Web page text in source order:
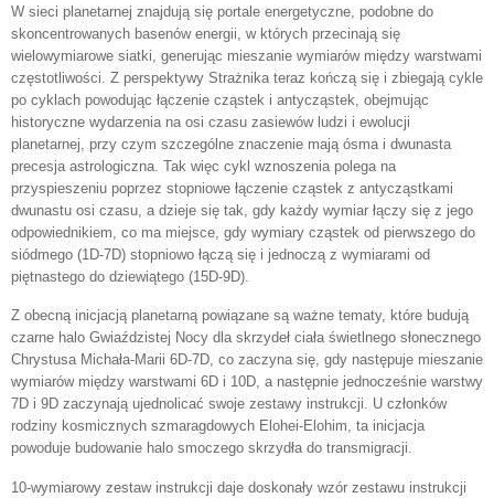
W sieci planetarnej znajdują się portale energetyczne, podobne do
skoncentrowanych basenów energii, w których przecinają się
wielowymiarowe siatki, generując mieszanie wymiarów między warstwami
częstotliwości. Z perspektywy Strażnika teraz kończą się i zbiegają cykle
po cyklach powodując łączenie cząstek i antycząstek, obejmując
historyczne wydarzenia na osi czasu zasiewów ludzi i ewolucji
planetarnej, przy czym szczególne znaczenie mają ósma i dwunasta
precesja astrologiczna. Tak więc cykl wznoszenia polega na
przyspieszeniu poprzez stopniowe łączenie cząstek z antycząstkami
dwunastu osi czasu, a dzieje się tak, gdy każdy wymiar łączy się z jego
odpowiednikiem, co ma miejsce, gdy wymiary cząstek od pierwszego do
siódmego (1D-7D) stopniowo łączą się i jednoczą z wymiarami od
piętnastego do dziewiątego (15D-9D).
Z obecną inicjacją planetarną powiązane są ważne tematy, które budują
czarne halo Gwiaździstej Nocy dla skrzydeł ciała świetlnego słonecznego
Chrystusa Michała-Marii 6D-7D, co zaczyna się, gdy następuje mieszanie
wymiarów między warstwami 6D i 10D, a następnie jednocześnie warstwy
7D i 9D zaczynają ujednolicać swoje zestawy instrukcji. U członków
rodziny kosmicznych szmaragdowych Elohei-Elohim, ta inicjacja
powoduje budowanie halo smoczego skrzydła do transmigracji.
10-wymiarowy zestaw instrukcji daje doskonały wzór zestawu instrukcji